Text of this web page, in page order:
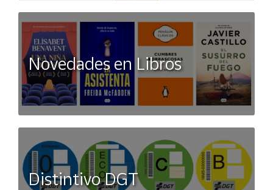
Novedades en Libros
Distintivo DGT